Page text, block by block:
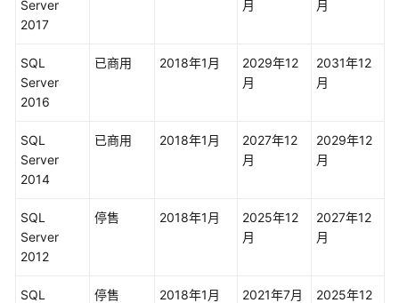
计
说
明
速
入
门
用
户
指
Server
2017
月
月
SQL
Server
2016
已商用 2018年1月
2029年12
月
2031年12
月
SQL
Server
2014
已商用 2018年1月
2027年12
月
2029年12
月
SQL
Server
2012
停售 2018年1月
2025年12
月
2027年12
月
SQL
停售 2018年1月 2021年7月
2025年12